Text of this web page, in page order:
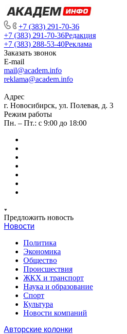
+7 (383) 291-70-36
+7 (383) 291-70-36Редакция
+7 (383) 288-53-40Реклама
Заказать звонок
E-mail
mail@academ.info
reklama@academ.info
Адрес
г. Новосибирск, ул. Полевая, д. 3
Режим работы
Пн. – Пт.: с 9:00 до 18:00
Предложить новость
Новости
Политика
Экономика
Общество
Происшествия
ЖКХ и транспорт
Наука и образование
Спорт
Культура
Новости компаний
Авторские колонки